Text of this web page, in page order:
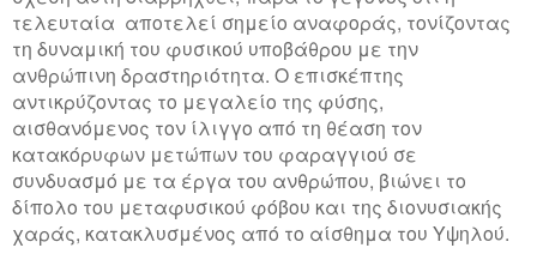
τελευταία αποτελεί σημείο αναφοράς, τονίζοντας
τη δυναμική του φυσικού υποβάθρου με την
ανθρώπινη δραστηριότητα. Ο επισκέπτης
αντικρύζοντας το μεγαλείο της φύσης,
αισθανόμενος τον ίλιγγο από τη θέαση τον
κατακόρυφων μετώπων του φαραγγιού σε
συνδυασμό με τα έργα του ανθρώπου, βιώνει το
δίπολο του μεταφυσικού φόβου και της διονυσιακής
χαράς, κατακλυσμένος από το αίσθημα του Υψηλού.